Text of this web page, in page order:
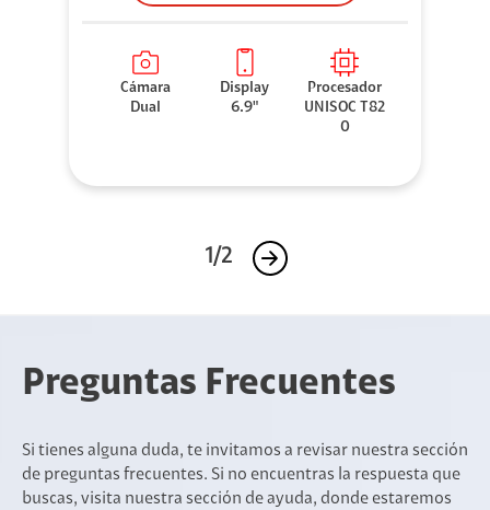
Cámara
Dual
Display
6.9"
Procesador
UNISOC T82
0
1/2
Preguntas Frecuentes
Si tienes alguna duda, te invitamos a revisar nuestra sección
de preguntas frecuentes. Si no encuentras la respuesta que
buscas, visita nuestra sección de ayuda, donde estaremos